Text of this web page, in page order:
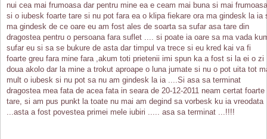
nui cea mai frumoasa dar pentru mine ea e ceam mai buna si mai frumoasa
si o iubesk foarte tare si nu pot fara ea o klipa fiekare ora ma gindesk la ia
ma gindesk de ce oare eu am fost ales de soarta sa sufar asa tare din
dragostea pentru o persoana fara suflet .... si poate ia oare sa ma vada
sufar eu si sa se bukure de asta dar timpul va trece si eu kred kai va fi
foarte greu fara mine fara ,akum toti prietenii imi spun ka a fost si la ei o zi
doua akolo dar la mine a trokut aproape o luna jumate si nu o pot uita tot
mult o iubesk si nu pot sa nu am gindesk la ia ....Si asa sa terminat
dragostea mea fata de acea fata in seara de 20-12-2011 neam certat foarte
tare, si am pus punkt la toate nu mai am degind sa vorbesk ku ia vreodata
...asta a fost povestea primei mele iubiri ..... asa sa terminat ...!!!!